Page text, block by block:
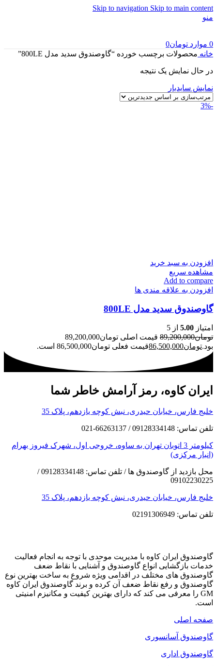
Skip to navigation Skip to main content
منو
0 موارد تومان0
خانه محصولات برچسب خورده “گاوصندوق سدید مدل 800LE”
در حال نمایش یک نتیجه
نمایش سایدبار
-3%
افزودن به سبد خرید
مشاهده سریع
Add to compare
افزودن به علاقه مندی ها
گاوصندوق سدید مدل 800LE
امتیاز 5.00 از 5
تومان89,200,000
قیمت اصلی تومان89,200,000
بود.تومان86,500,000قیمت فعلی تومان86,500,000 است.
ایران کاوه، رمز آرامش خاطر شما
خلیج فارس، خیابان حیدری، نبش کوچه یازدهم، پلاک 35
تلفن تماس: 09128334148 / 66263137-021
کیلومتر 3 اتوبان تهران به ساوه، خروجی اول، شهرک فیروز بهرام
(انبار مرکزی)
محل بازدید از گاوصندوق ها / تلفن تماس: 09128334148 /
09102230225
خلیج فارس، خیابان حیدری، نبش کوچه یازدهم، پلاک 35
تلفن تماس: 02191306949
گاوصندوق ایران کاوه با مدیریت موحدی با توجه به انجام فعالیت
خدمات بازگشایی انواع گاوصندوق و آشنایی با نقاط ضعف
گاوصندوق های مختلف در اقدامی ویژه شروع به ساخت بهترین نوع
گاوصندوق و رفع نقاط ضعف آن کرده و برند گاوصندوق ایران کاوه
GM را معرفی می کند که دارای بهترین کیفیت و مکانیزم امنیتی
است.
صفحه اصلی
گاوصندوق آسانسوری
گاوصندوق اداری